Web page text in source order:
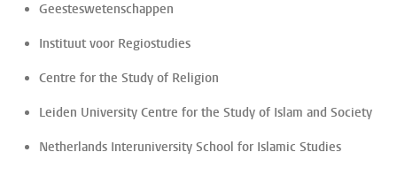
Geesteswetenschappen
Instituut voor Regiostudies
Centre for the Study of Religion
Leiden University Centre for the Study of Islam and Society
Netherlands Interuniversity School for Islamic Studies